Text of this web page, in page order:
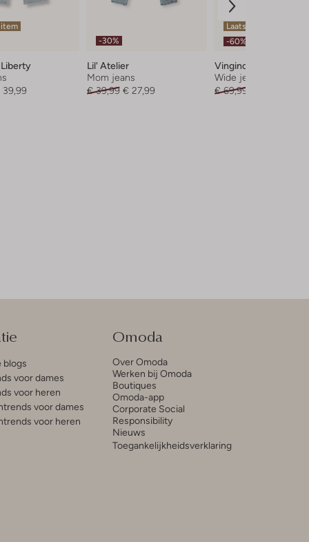
Liberty
39,99
-30%
Lil' Atelier
Mom jeans
€ 39,99 € 27,99
Laatste item
-60%
Vingino
Wide jeans
€ 69,99
blogs
voor dames
voor heren
voor dames
voor heren
Omoda
Over Omoda
Werken bij Omoda
Boutiques
Omoda-app
Corporate Social
Responsibility
Nieuws
Toegankelijkheidsverklaring